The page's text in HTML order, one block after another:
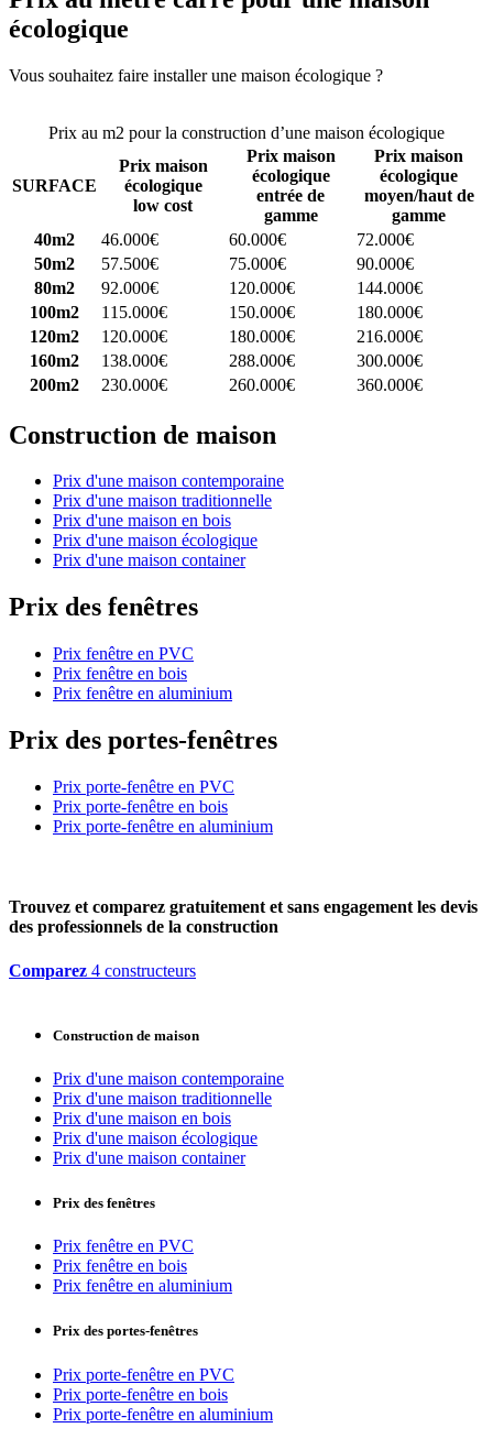
écologique
Vous souhaitez faire installer une maison écologique ?
Prix au m2 pour la construction d’une maison écologique
SURFACE
Prix maison
écologique
low cost
Prix maison
écologique
entrée de
gamme
Prix maison
écologique
moyen/haut de
gamme
40m2
46.000€ 60.000€
72.000€
50m2
57.500€ 75.000€
90.000€
80m2
92.000€ 120.000€
144.000€
100m2
115.000€ 150.000€
180.000€
120m2
120.000€ 180.000€
216.000€
160m2
138.000€ 288.000€
300.000€
200m2
230.000€ 260.000€ 360.000€
Construction de maison
Prix d'une maison contemporaine
Prix d'une maison traditionnelle
Prix d'une maison en bois
Prix d'une maison écologique
Prix d'une maison container
Prix des fenêtres
Prix fenêtre en PVC
Prix fenêtre en bois
Prix fenêtre en aluminium
Prix des portes-fenêtres
Prix porte-fenêtre en PVC
Prix porte-fenêtre en bois
Prix porte-fenêtre en aluminium
Trouvez et comparez gratuitement et sans engagement les devis
des professionnels de la construction
Comparez 4 constructeurs
Construction de maison
Prix d'une maison contemporaine
Prix d'une maison traditionnelle
Prix d'une maison en bois
Prix d'une maison écologique
Prix d'une maison container
Prix des fenêtres
Prix fenêtre en PVC
Prix fenêtre en bois
Prix fenêtre en aluminium
Prix des portes-fenêtres
Prix porte-fenêtre en PVC
Prix porte-fenêtre en bois
Prix porte-fenêtre en aluminium